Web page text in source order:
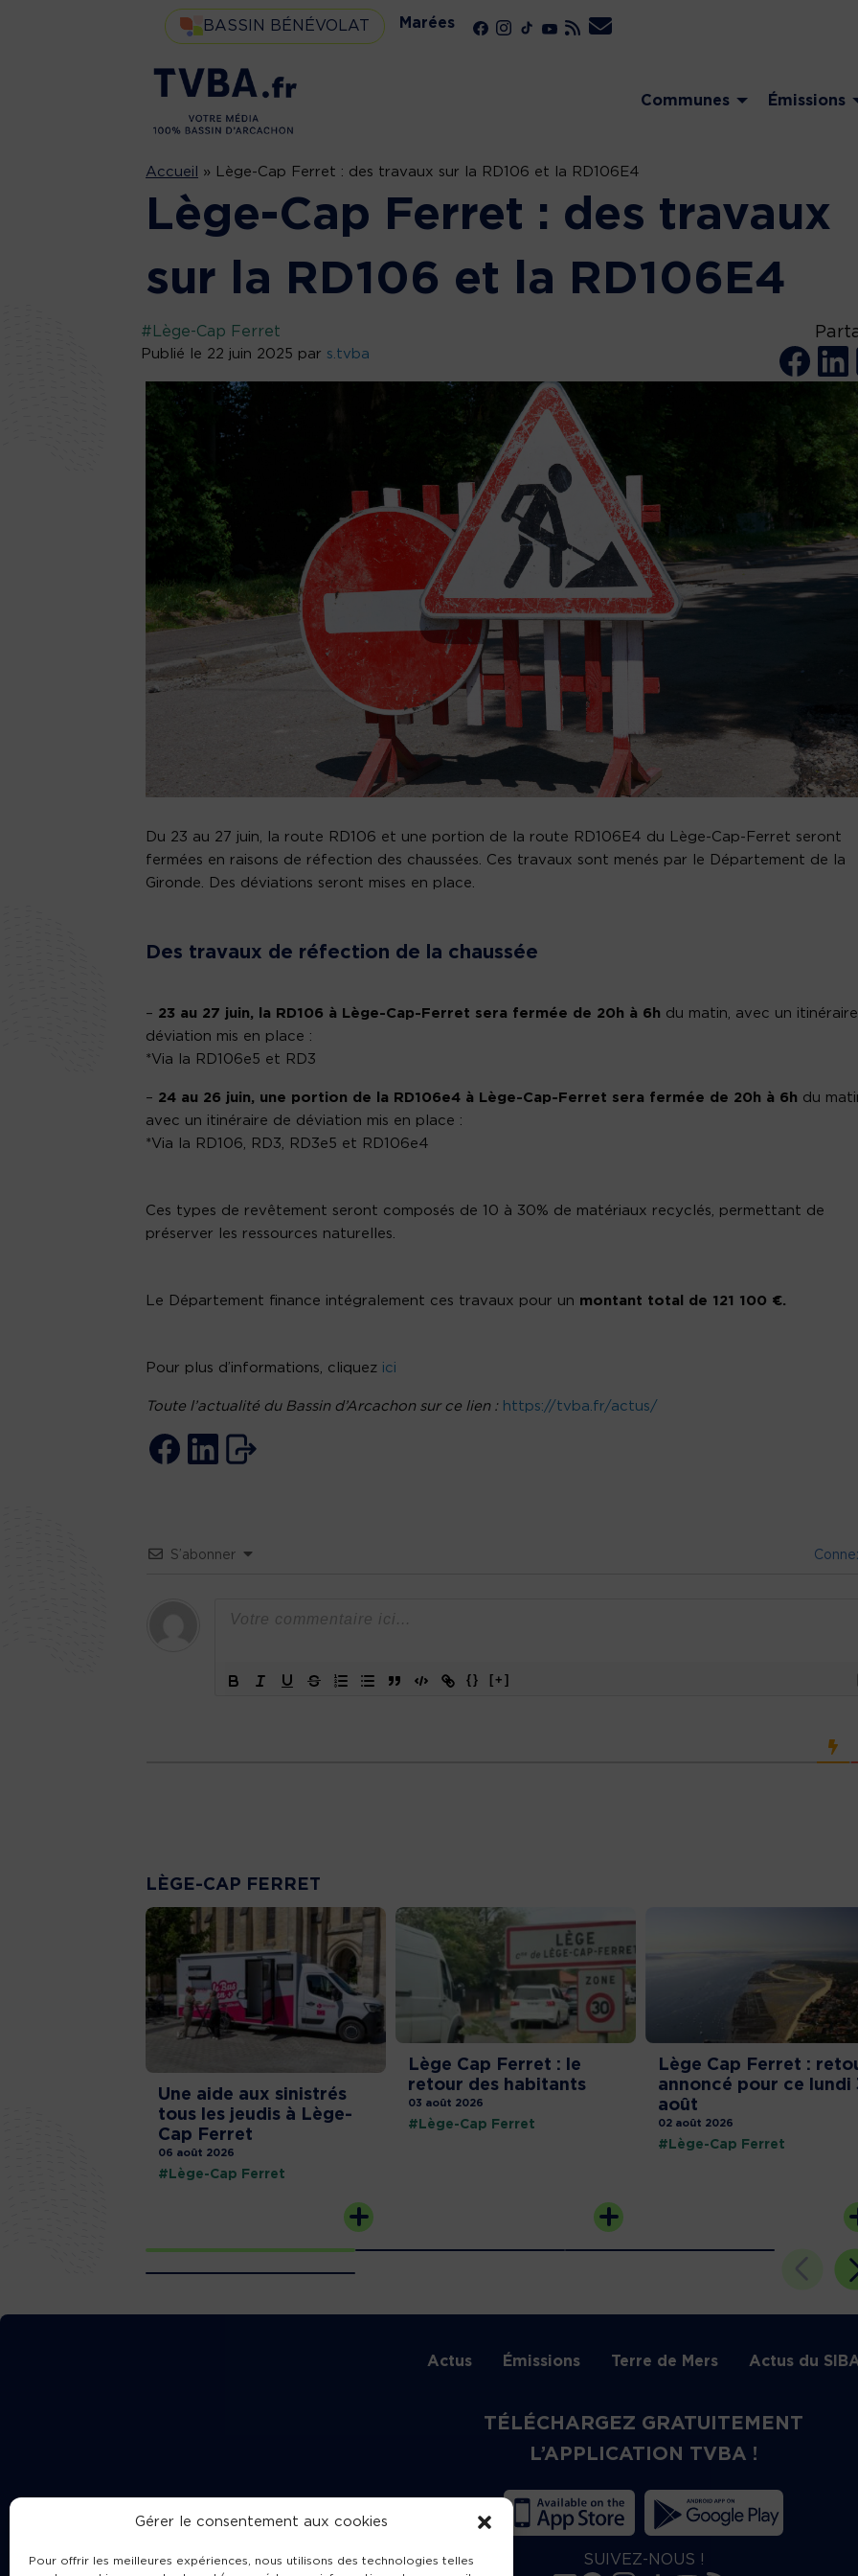
Gérer le consentement aux cookies
Pour offrir les meilleures expériences, nous utilisons des technologies telles
BASSIN BÉNÉVOLAT Marées
Communes Émissions
Accueil » Lège-Cap Ferret : des travaux sur la RD106 et la RD106E4
Lège-Cap Ferret : des travaux
sur la RD106 et la RD106E4
#Lège-Cap Ferret
Publié le 22 juin 2025 par s.tvba
Du 23 au 27 juin, la route RD106 et une portion de la route RD106E4 du Lège-Cap-Ferret seront
fermées en raisons de réfection des chaussées. Ces travaux sont menés par le Département de la
Gironde. Des déviations seront mises en place.
Des travaux de réfection de la chaussée
– 23 au 27 juin, la RD106 à Lège-Cap-Ferret sera fermée de 20h à 6h du matin, avec un
déviation mis en place :
*Via la RD106e5 et RD3
– 24 au 26 juin, une portion de la RD106e4 à Lège-Cap-Ferret sera fermée de 20h à 6h du
avec un itinéraire de déviation mis en place :
*Via la RD106, RD3, RD3e5 et RD106e4
Ces types de revêtement seront composés de 10 à 30% de matériaux recyclés, permettant de
préserver les ressources naturelles.
Le Département finance intégralement ces travaux pour un montant total de 121 100 €.
Pour plus d’informations, cliquez ici
Toute l’actualité du Bassin d’Arcachon sur ce lien : https://tvba.fr/actus/
S’abonner
{} [+]
LÈGE-CAP FERRET
Une aide aux sinistrés
tous les jeudis à Lège-
Cap Ferret
06 août 2026
#Lège-Cap Ferret
Lège Cap Ferret : le
retour des habitants
03 août 2026
#Lège-Cap Ferret
Lège Cap Ferret :
annoncé pour ce lundi
août
02 août 2026
#Lège-Cap Ferret
Actus Émissions Terre de Mers Actus du
TÉLÉCHARGEZ GRATUITEMENT
L’APPLICATION TVBA !
SUIVEZ-NOUS !